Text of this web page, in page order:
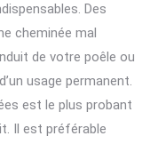
Des
cheminée mal
de votre poêle ou
usage permanent.
est le plus probant
Il est préférable